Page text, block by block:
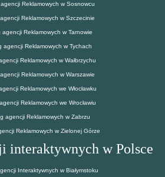
Reklamowych w Sosnowcu
Reklamowych w Szczecinie
agencji Reklamowych w Tarnowie
agencji Reklamowych w Tychach
Reklamowych w Wałbrzychu
Reklamowych w Warszawie
Reklamowych we Włocławku
Reklamowych we Wrocławiu
agencji Reklamowych w Zabrzu
Reklamowych w Zielonej Górze
interaktywnych w Polsce
Interaktywnych w Białymstoku